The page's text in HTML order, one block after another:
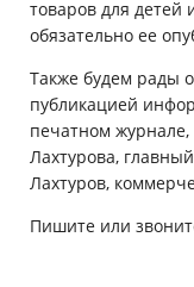
товаров для
обязательно ее
Также будем рады
публикацией
печатном
Лахтурова,
Лахтуров,
Пишите или